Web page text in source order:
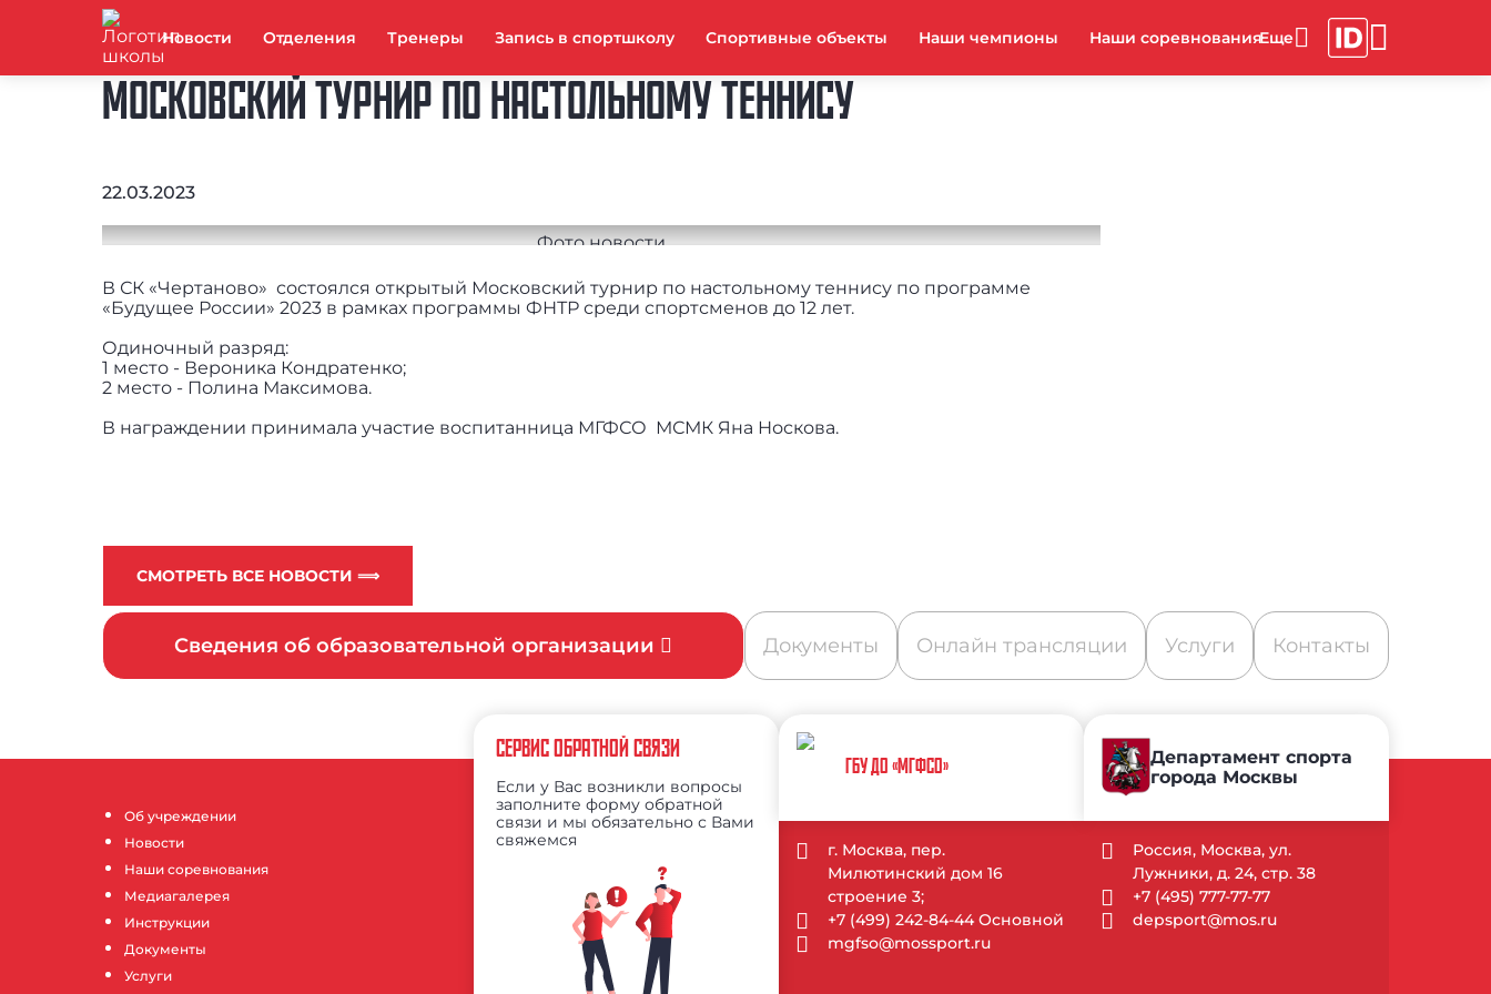
Новости Отделения Тренеры Запись в спортшколу Спортивные объекты Наши чемпионы Наши соревнования
МОСКОВСКИЙ ТУРНИР ПО НАСТОЛЬНОМУ ТЕННИСУ
22.03.2023
В СК «Чертаново» состоялся открытый Московский турнир по настольному теннису по программе
«Будущее России» 2023 в рамках программы ФНТР среди спортсменов до 12 лет.
Одиночный разряд:
1 место - Вероника Кондратенко;
2 место - Полина Максимова.
В награждении принимала участие воспитанница МГФСО МСМК Яна Носкова.
СМОТРЕТЬ ВСЕ НОВОСТИ ⟹
Сведения об образовательной организации Документы Онлайн трансляции Услуги Контакты
Об учреждении
Новости
Наши соревнования
Медиагалерея
Инструкции
Документы
Услуги
СЕРВИС ОБРАТНОЙ СВЯЗИ
Если у Вас возникли вопросы
заполните форму обратной
связи и мы обязательно с Вами
свяжемся
ГБУ ДО «МГФСО»
г. Москва, пер.
Милютинский дом 16
строение 3;
+7 (499) 242-84-44 Основной
mgfso@mossport.ru
Департамент спорта
города Москвы
Россия, Москва, ул.
Лужники, д. 24, стр. 38
+7 (495) 777-77-77
depsport@mos.ru